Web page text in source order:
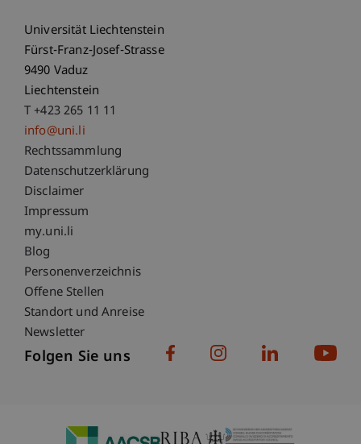
Universität Liechtenstein
Fürst-Franz-Josef-Strasse
9490 Vaduz
Liechtenstein
T +423 265 11 11
info@uni.li
Fußzeile Rechtliche Hinweise
Rechtssammlung
Datenschutzerklärung
Disclaimer
Impressum
Fußzeile Subdomain-Verzeichnis
my.uni.li
Blog
Personenverzeichnis
Offene Stellen
Standort und Anreise
Newsletter
Folgen Sie uns